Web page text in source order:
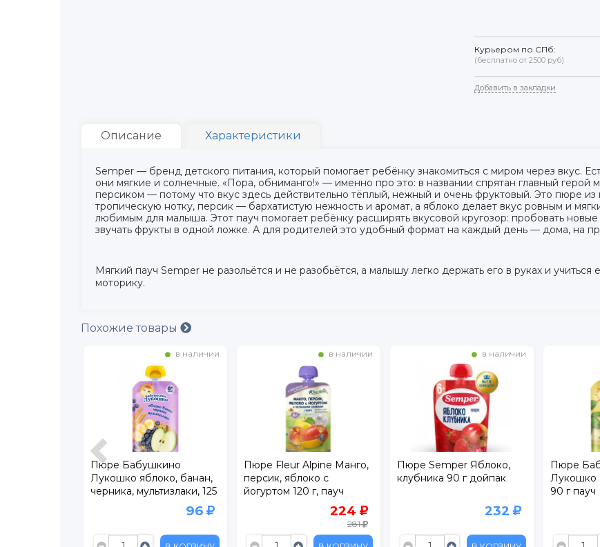
Курьером по СПб:
(бесплатно от 2500 руб)
Добавить в закладки
Описание Характеристики
Semper — бренд детского питания, который помогает ребёнку знакомиться с миром через вкус.
они мягкие и солнечные. «Пора, обниманго!» — именно про это: в названии спрятан главный герой
персиком — потому что вкус здесь действительно тёплый, нежный и очень фруктовый. Это пюре из
тропическую нотку, персик — бархатистую нежность и аромат, а яблоко делает вкус ровным и
любимым для малыша. Этот пауч помогает ребёнку расширять вкусовой кругозор: пробовать новые
звучать фрукты в одной ложке. А для родителей это удобный формат на каждый день — дома, на
Мягкий пауч Semper не разольётся и не разобьётся, а малышу легко держать его в руках и учиться
моторику.
Похожие товары
в наличии
Пюре Бабушкино
Лукошко яблоко, банан,
черника, мультизлаки, 125
96
в наличии
Пюре Fleur Alpine Манго,
персик, яблоко с
йогуртом 120 г, пауч
224
281
в наличии
Пюре Semper Яблоко,
клубника 90 г дойпак
232
Пюре
Лукошко
90 г пауч